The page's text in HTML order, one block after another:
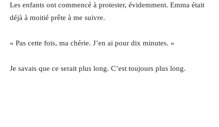
Les enfants ont commencé à protester, évidemment. Emma était
déjà à moitié prête à me suivre.
« Pas cette fois, ma chérie. J’en ai pour dix minutes. »
Je savais que ce serait plus long. C’est toujours plus long.